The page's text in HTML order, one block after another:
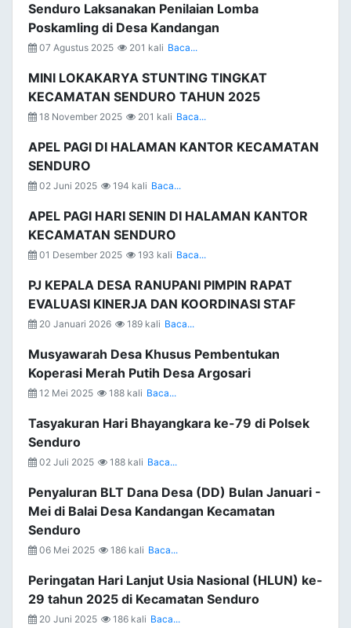
Senduro Laksanakan Penilaian Lomba
Poskamling di Desa Kandangan
07 Agustus 2025 201 kali Baca...
MINI LOKAKARYA STUNTING TINGKAT
KECAMATAN SENDURO TAHUN 2025
18 November 2025 201 kali Baca...
APEL PAGI DI HALAMAN KANTOR KECAMATAN
SENDURO
02 Juni 2025 194 kali Baca...
APEL PAGI HARI SENIN DI HALAMAN KANTOR
KECAMATAN SENDURO
01 Desember 2025 193 kali Baca...
PJ KEPALA DESA RANUPANI PIMPIN RAPAT
EVALUASI KINERJA DAN KOORDINASI STAF
20 Januari 2026 189 kali Baca...
Musyawarah Desa Khusus Pembentukan
Koperasi Merah Putih Desa Argosari
12 Mei 2025 188 kali Baca...
Tasyakuran Hari Bhayangkara ke-79 di Polsek
Senduro
02 Juli 2025 188 kali Baca...
Penyaluran BLT Dana Desa (DD) Bulan Januari -
Mei di Balai Desa Kandangan Kecamatan
Senduro
06 Mei 2025 186 kali Baca...
Peringatan Hari Lanjut Usia Nasional (HLUN) ke-
29 tahun 2025 di Kecamatan Senduro
20 Juni 2025 186 kali Baca...